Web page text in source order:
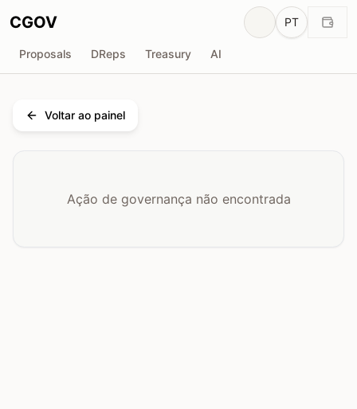
CGOV PT
Proposals DReps Treasury AI
Voltar ao painel
Ação de governança não encontrada